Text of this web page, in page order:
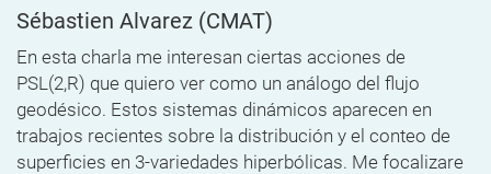
Sébastien Alvarez (CMAT)
En esta charla me interesan ciertas acciones de
PSL(2,R) que quiero ver como un análogo del flujo
geodésico. Estos sistemas dinámicos aparecen en
trabajos recientes sobre la distribución y el conteo de
superficies en 3-variedades hiperbólicas. Me focalizare